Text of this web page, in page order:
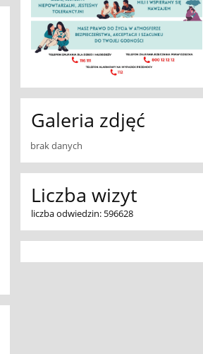
Galeria zdjęć
brak danych
Liczba wizyt
liczba odwiedzin: 596628